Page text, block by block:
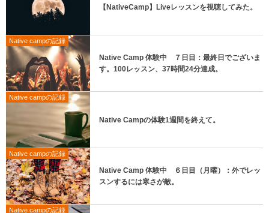
【NativeCamp】Liveレッスンを視聴してみた。
Native campの記録
Native Camp 体験中 ７日目：最終日でございま
す。100レッスン、37時間24分達成。
Native campの記録
Native Campの体験1週間を終えて。
Native campの記録
Native Camp 体験中 ６日目（月曜）：外でレッ
スンするには寒さが敵。
Native campの記録